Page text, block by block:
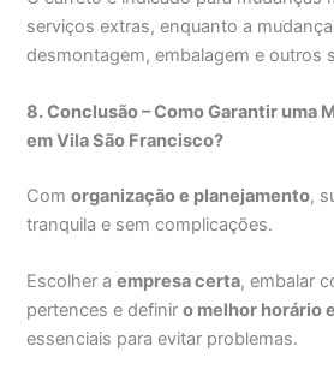
serviços extras, enquanto a
desmontagem, embalagem e outros
8. Conclusão – Como Garantir uma
em Vila São Francisco?
Comorganização e planejamento,
tranquila e sem complicações.
Escolher aempresa certa, embalar
pertences e definiro melhor horário
essenciais para evitar problemas.